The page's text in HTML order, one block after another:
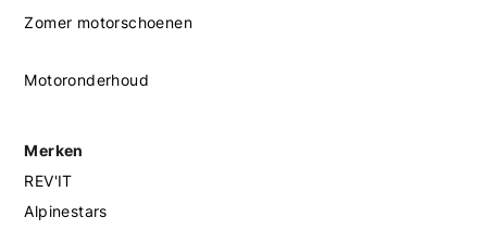
Zomer motorschoenen
Motoronderhoud
Merken
REV'IT
Alpinestars